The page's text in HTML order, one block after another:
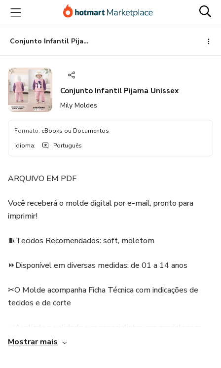
para
conteúdo
principal
para
pagamento
para
rodapé
Conjunto Infantil Pijama Unissex
Conjunto Infantil Pijama Unissex
Mily Moldes
Formato: eBooks ou Documentos
Idioma: Português
ARQUIVO EM PDF
Você receberá o molde digital por e-mail, pronto para
imprimir!
🧵Tecidos Recomendados: soft, moletom
⏩Disponível em diversas medidas: de 01 a 14 anos
✂O Molde acompanha Ficha Técnica com indicações de
tecidos e de corte
✅Avaliado e validado por especialistas em modelagem
Mostrar mais